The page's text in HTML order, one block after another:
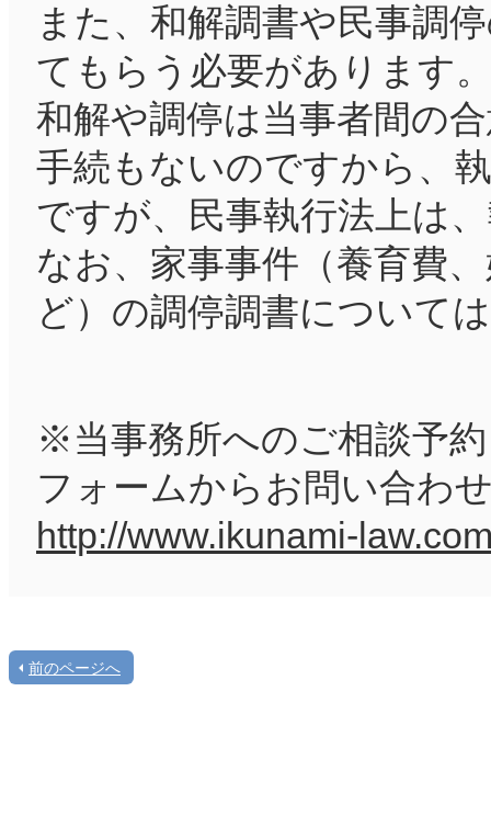
また、和解調書や民事調
てもらう必要があります
和解や調停は当事者間の
手続もないのですから、
ですが、民事執行法上は
なお、家事事件（養育費
ど）の調停調書について
※当事務所へのご相談予
フォームからお問い合わ
http://www.ikunami-
前のページへ